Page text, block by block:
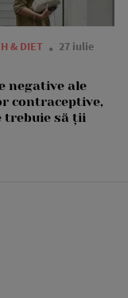
& DIET
27 iulie
negative ale
contraceptive,
trebuie să ții